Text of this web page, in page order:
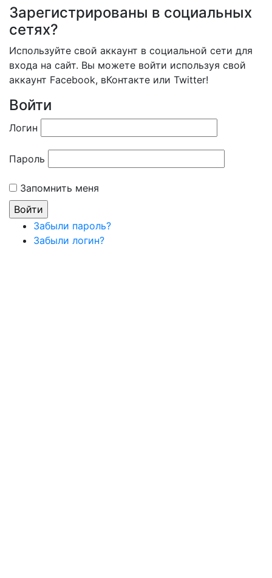
Зарегистрированы в социальных
сетях?
Используйте свой аккаунт в социальной сети для
входа на сайт. Вы можете войти используя свой
аккаунт Facebook, вКонтакте или Twitter!
Войти
Логин
Пароль
Запомнить меня
Забыли пароль?
Забыли логин?